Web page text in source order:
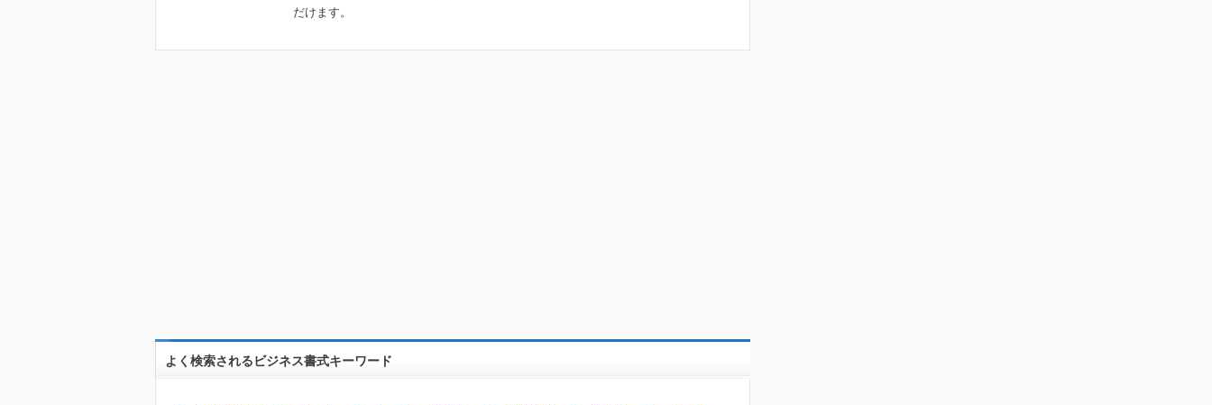
だけます。
よく検索されるビジネス書式キーワード